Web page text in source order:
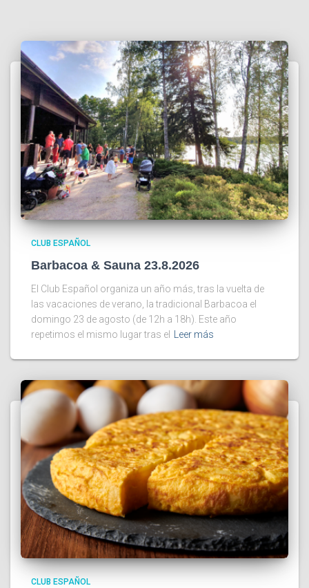
CLUB ESPAÑOL
Barbacoa & Sauna 23.8.2026
El Club Español organiza un año más, tras la vuelta de
las vacaciones de verano, la tradicional Barbacoa el
domingo 23 de agosto (de 12h a 18h). Este año
repetimos el mismo lugar tras el
Leer más
CLUB ESPAÑOL